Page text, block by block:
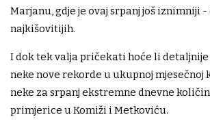
Marjanu, gdje je ovaj srpanj još iznimniji -
najkišovitijih.
I dok tek valja pričekati hoće li
neke nove rekorde u ukupnoj
neke za srpanj ekstremne dnevne
primjerice u Komiži i Metkoviću.